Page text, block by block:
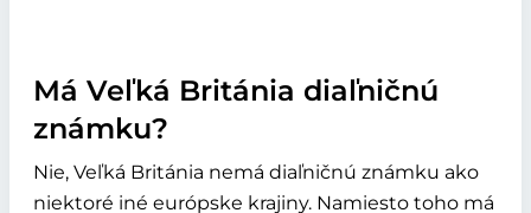
Má Veľká Británia diaľničnú
známku?
Nie, Veľká Británia nemá diaľničnú známku ako
niektoré iné európske krajiny. Namiesto toho má